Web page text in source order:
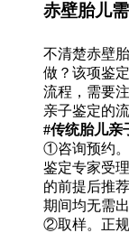
赤壁胎儿
不清楚赤壁
做？该项鉴
流程，需要
亲子鉴定的
#传统胎儿亲
①咨询预约。
鉴定专家受
的前提后推
期间均无需
②取样。正规